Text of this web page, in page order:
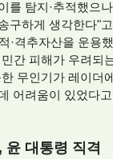
를 탐지·추적했으
구하게 생각한다"
·격추자산을 운용
간 피해가 우려되
무인기가 레이더
어려움이 있었다
윤 대통령 직격